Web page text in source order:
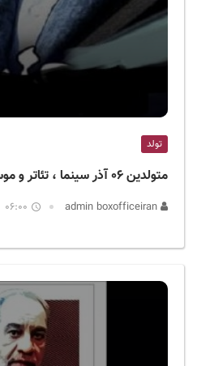
تولد
متولدین ۰۶ آذر سینما ، تئاتر و موسیقی؛ داریوش فرهنگ
06:00